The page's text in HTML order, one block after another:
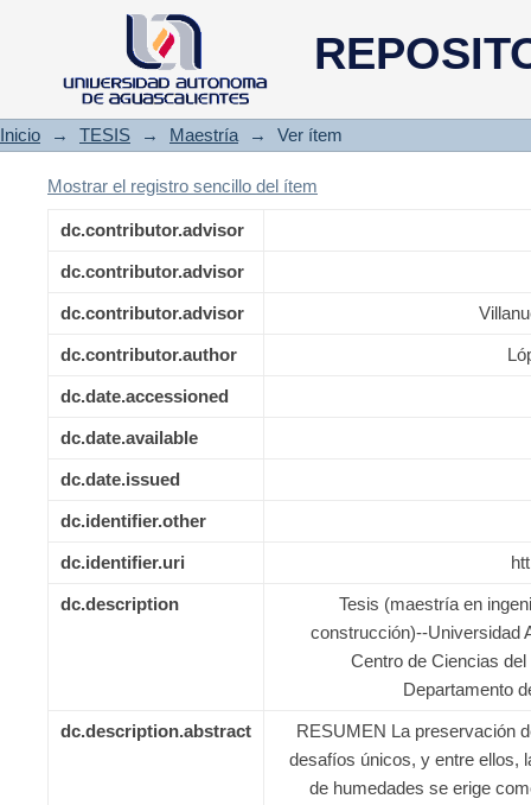
Evaluación de técnicas de
edificios históricos
Inicio → TESIS → Maestría → Ver ítem
Mostrar el registro sencillo del ítem
dc.contributor.advisor
dc.contributor.advisor
dc.contributor.advisor
dc.contributor.author
dc.date.accessioned
dc.date.available
dc.date.issued
dc.identifier.other
dc.identifier.uri
dc.description
Tesis (maestría en
construcción)--Universidad
Centro de Ciencias
Departamento
dc.description.abstract
RESUMEN La preservación
desafíos únicos, y entre ellos,
de humedades se erige